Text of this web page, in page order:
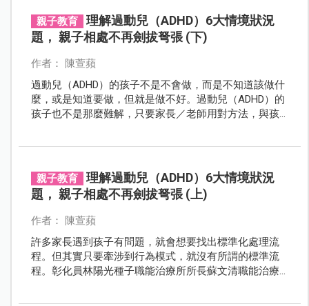
親子教育
理解過動兒（ADHD）6大情境狀況
題， 親子相處不再劍拔弩張 (下)
作者： 陳萱蘋
過動兒（ADHD）的孩子不是不會做，而是不知道該做什
麼，或是知道要做，但就是做不好。過動兒（ADHD）的
孩子也不是那麼難解，只要家長／老師用對方法，與孩
可能會呈現不同的效果。
親子教育
理解過動兒（ADHD）6大情境狀況
題， 親子相處不再劍拔弩張 (上)
作者： 陳萱蘋
許多家長遇到孩子有問題，就會想要找出標準化處理流
程。但其實只要牽涉到行為模式，就沒有所謂的標準流
程。彰化員林陽光種子職能治療所所長蘇文清職能治療